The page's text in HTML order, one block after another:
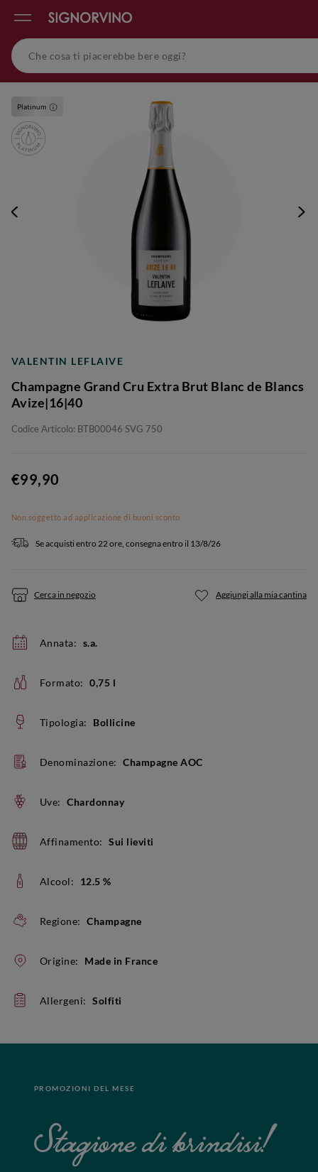
Platinum
VALENTIN LEFLAIVE
Champagne Grand Cru Extra Brut Blanc de Blancs
Avize|16|40
Codice Articolo: BTB00046 SVG 750
€99,90
Non soggetto ad applicazione di buoni sconto
Se acquisti entro 22 ore, consegna entro il 13/8/26
Cerca in negozio Aggiungi alla mia cantina
Annata: s.a.
Formato: 0,75 l
Tipologia: Bollicine
Denominazione: Champagne AOC
Uve: Chardonnay
Affinamento: Sui lieviti
Alcool: 12.5 %
Regione: Champagne
Origine: Made in France
Allergeni: Solfiti
PROMOZIONI DEL MESE
Stagione di brindisi!